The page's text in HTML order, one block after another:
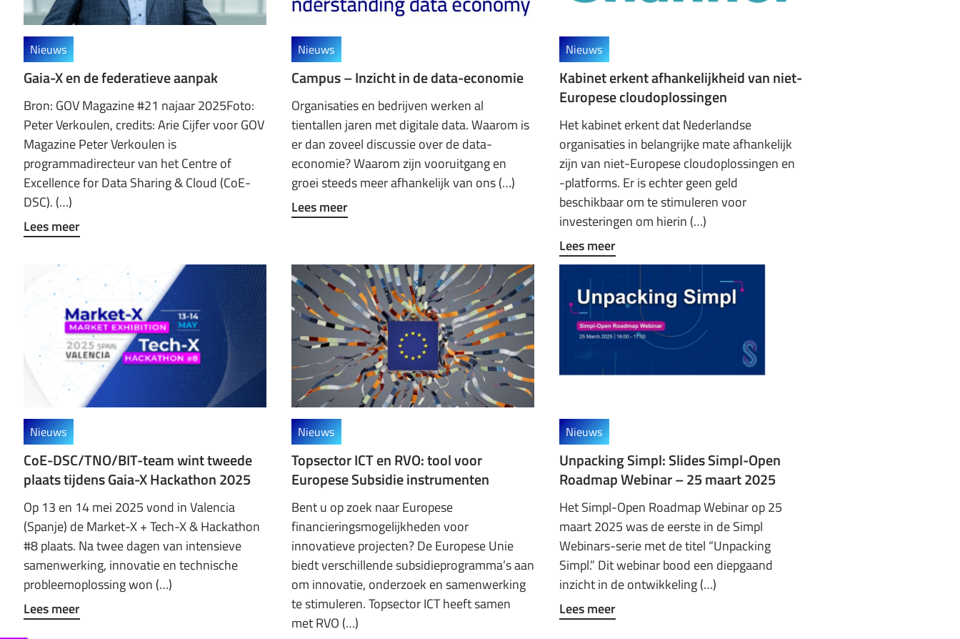
Nieuws
Gaia-X en de federatieve aanpak
Bron: GOV Magazine #21 najaar 2025Foto:
Peter Verkoulen, credits: Arie Cijfer voor GOV
Magazine Peter Verkoulen is
programmadirecteur van het Centre of
Excellence for Data Sharing & Cloud (CoE-
DSC). (…)
Lees meer
Nieuws
Campus – Inzicht in de data-economie
Organisaties en bedrijven werken al
tientallen jaren met digitale data. Waarom is
er dan zoveel discussie over de data-
economie? Waarom zijn vooruitgang en
groei steeds meer afhankelijk van ons (…)
Lees meer
Nieuws
Kabinet erkent afhankelijkheid van niet-
Europese cloudoplossingen
Het kabinet erkent dat Nederlandse
organisaties in belangrijke mate afhankelijk
zijn van niet-Europese cloudoplossingen en
-platforms. Er is echter geen geld
beschikbaar om te stimuleren voor
investeringen om hierin (…)
Lees meer
Nieuws
CoE-DSC/TNO/BIT-team wint tweede
plaats tijdens Gaia-X Hackathon 2025
Op 13 en 14 mei 2025 vond in Valencia
(Spanje) de Market-X + Tech-X & Hackathon
#8 plaats. Na twee dagen van intensieve
samenwerking, innovatie en technische
probleemoplossing won (…)
Lees meer
Nieuws
Topsector ICT en RVO: tool voor
Europese Subsidie instrumenten
Bent u op zoek naar Europese
financieringsmogelijkheden voor
innovatieve projecten? De Europese Unie
biedt verschillende subsidieprogramma’s aan
om innovatie, onderzoek en samenwerking
te stimuleren. Topsector ICT heeft samen
met RVO (…)
Nieuws
Unpacking Simpl: Slides Simpl-Open
Roadmap Webinar – 25 maart 2025
Het Simpl-Open Roadmap Webinar op 25
maart 2025 was de eerste in de Simpl
Webinars-serie met de titel “Unpacking
Simpl.” Dit webinar bood een diepgaand
inzicht in de ontwikkeling (…)
Lees meer